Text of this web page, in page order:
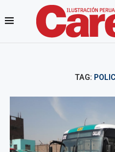
TAG: